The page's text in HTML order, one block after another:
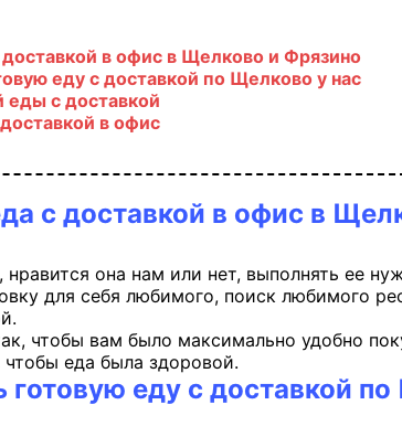
доставкой в офис в Щелково и Фрязино
еду с доставкой по Щелково у нас
еды с доставкой
в офис
с доставкой в офис в
нравится она нам или нет, выполнять ее
для себя любимого, поиск любимого
чтобы вам было максимально удобно
еда была здоровой.
еду с доставкой